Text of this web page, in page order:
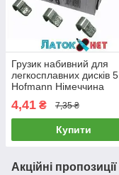
Грузик набивний для
легкосплавних дисків 5
Hofmann Німеччина
4,41 ₴ 7,35 ₴
Купити
Акційні